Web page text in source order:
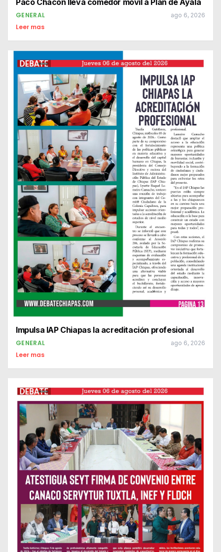
Paco Chacón lleva comedor móvil a Plan de Ayala
GENERAL ago 6, 2026
Leer mas
Impulsa IAP Chiapas la acreditación profesional
GENERAL ago 6, 2026
Leer mas